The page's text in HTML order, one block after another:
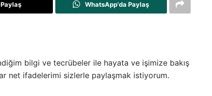
WhatsApp'da Paylaş
bilgi ve tecrübeler ile hayata ve işimize bakış
net ifadelerimi sizlerle paylaşmak istiyorum.